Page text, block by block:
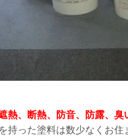
熱、断熱、防音、防露、臭
持った塗料は数少なくお